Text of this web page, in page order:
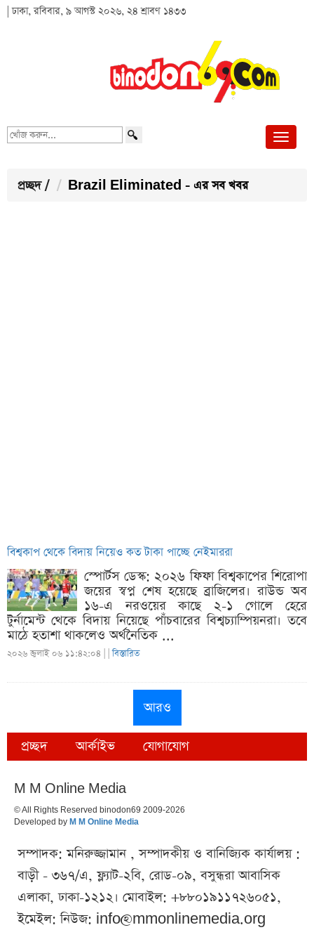
| ঢাকা, রবিবার, ৯ আগস্ট ২০২৬, ২৪ শ্রাবণ ১৪৩৩
খোঁজ
প্রচ্ছদ / Brazil Eliminated - এর সব খবর
বিশ্বকাপ থেকে বিদায় নিয়েও কত টাকা পাচ্ছে নেইমাররা
স্পোর্টস ডেস্ক: ২০২৬ ফিফা বিশ্বকাপের শিরোপা
জয়ের স্বপ্ন শেষ হয়েছে ব্রাজিলের। রাউন্ড অব
১৬-এ নরওয়ের কাছে ২-১ গোলে হেরে
টুর্নামেন্ট থেকে বিদায় নিয়েছে পাঁচবারের বিশ্বচ্যাম্পিয়নরা। তবে
মাঠে হতাশা থাকলেও অর্থনৈতিক ...
২০২৬ জুলাই ০৬ ১১:৪২:০৪ | |বিস্তারিত
আরও
প্রচ্ছদ আর্কাইভ যোগাযোগ
M M Online Media
© All Rights Reserved binodon69 2009-2026
Developed by M M Online Media
সম্পাদক: মনিরুজ্জামান , সম্পাদকীয় ও বানিজ্যিক কার্যালয় :
বাড়ী - ৩৬৭/এ, ফ্ল্যাট-২বি, রোড-০৯, বসুন্ধরা আবাসিক
এলাকা, ঢাকা-১২১২। মোবাইল: +৮৮০১৯১১৭২৬০৫১,
ইমেইল: নিউজ: info@mmonlinemedia.org